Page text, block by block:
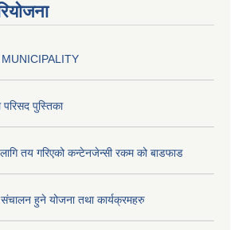
पुस्तिका
तय गरिएको कन्टेनजेन्सी रकम को बाडफाड
हुने योजना तथा कार्यक्रमहरु